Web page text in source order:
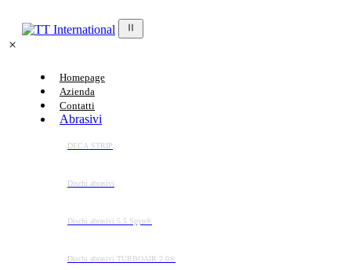
Homepage
Azienda
Contatti
Abrasivi
DECA STRIP
Dischi abrasivi
Dischi abrasivi 5.5 Spyn®
Dischi abrasivi TURBOAIR 2.0®